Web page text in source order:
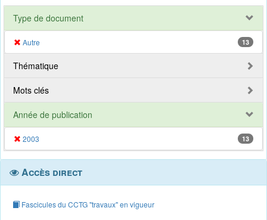
Type de document
Autre 13
Thématique
Mots clés
Année de publication
2003 13
Accès direct
Fascicules du CCTG "travaux" en vigueur